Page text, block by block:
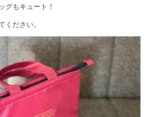
グもキュート！
ください。